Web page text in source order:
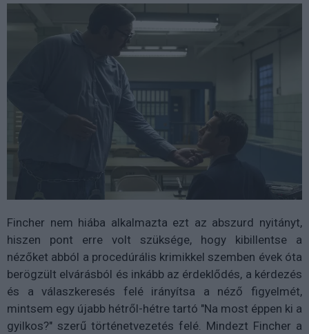
Fincher nem hiába alkalmazta ezt az abszurd nyitányt,
hiszen pont erre volt szüksége, hogy kibillentse a
nézőket abból a procedúrális krimikkel szemben évek óta
berögzült elvárásból és inkább az érdeklődés, a kérdezés
és a válaszkeresés felé irányítsa a néző figyelmét,
mintsem egy újabb hétről-hétre tartó "Na most éppen ki a
gyilkos?" szerű történetvezetés felé. Mindezt Fincher a